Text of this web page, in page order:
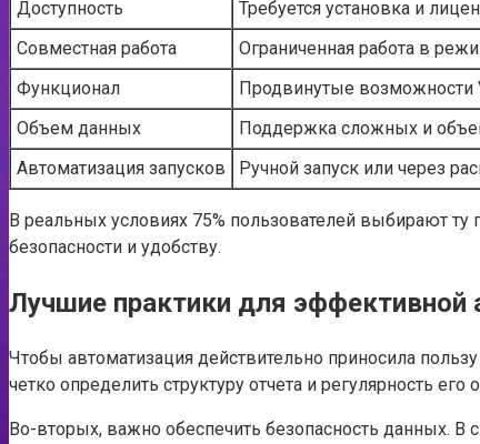
Доступность
Требуется установка и
Совместная работа
Ограниченная работа в
Функционал
Продвинутые возможности
Объем данных
Поддержка сложных и
Автоматизация запусков
Ручной запуск или через
В реальных условиях 75% пользователей выбирают ту
безопасности и удобству.
Лучшие практики для эффективной
Чтобы автоматизация действительно приносила
четко определить структуру отчета и регулярность
Во-вторых, важно обеспечить безопасность данных. В